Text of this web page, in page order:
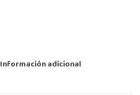
Información adicional